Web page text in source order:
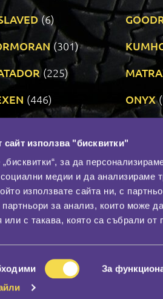
сайт използва "бисквитки"
за да
медии и да
използвате сайта ни, с
партньори за анализ, които може
с такава, която са събрали от
За
(6)
(301)
(225)
(446) ONYX
гуми
и плащане
за поверителност
За